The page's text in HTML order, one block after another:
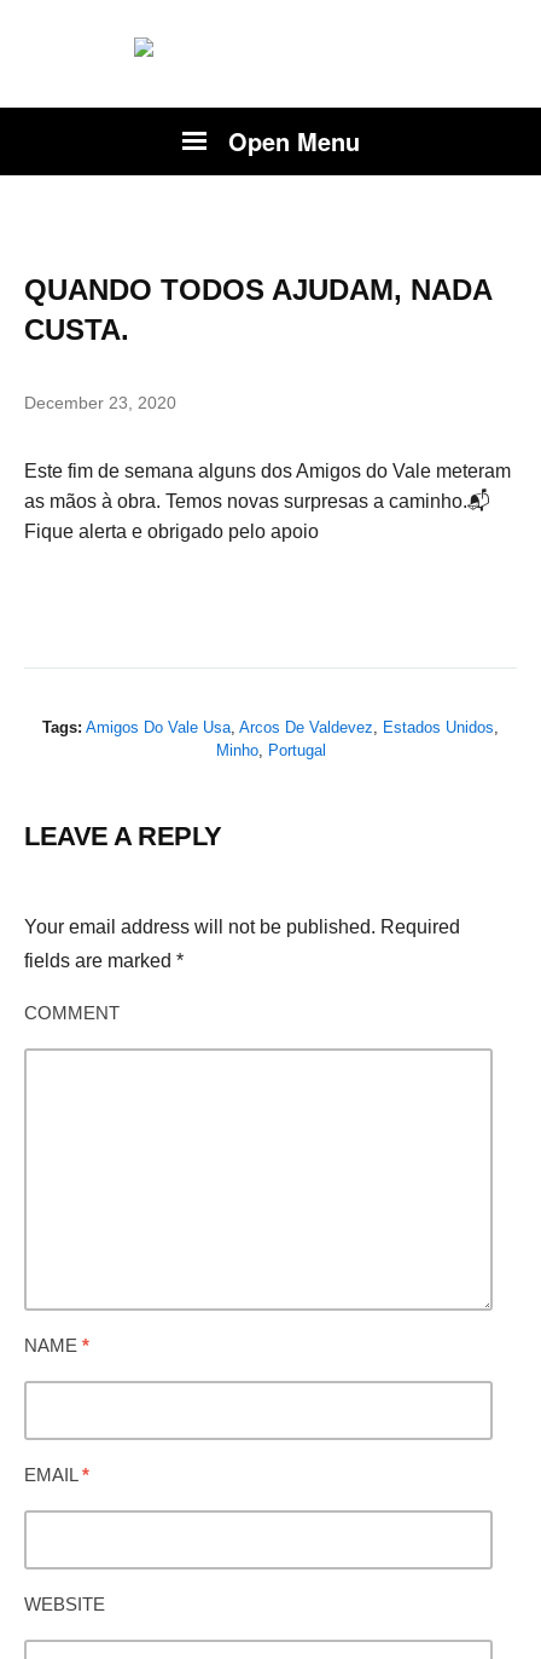
Open Menu
QUANDO TODOS AJUDAM, NADA
CUSTA.
December 23, 2020
Este fim de semana alguns dos Amigos do Vale meteram
as mãos à obra. Temos novas surpresas a caminho.📬
Fique alerta e obrigado pelo apoio
Tags: Amigos Do Vale Usa Arcos De Valdevez Estados Unidos
Minho, Portugal
LEAVE A REPLY
Your email address will not be published. Required
fields are marked *
COMMENT
NAME *
EMAIL *
WEBSITE